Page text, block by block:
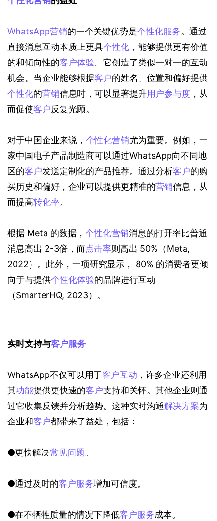
WhatsApp营销的一个关键优势是个性化服务。通过
直接消息互动本质上更具个性化 ，能够提供更有价值
的和倾向性的客户体验。它创造了类似一对一的互动
机会。当企业能够根据客户的姓名、位置和偏好提供
个性化的营销信息时，可以显著提升用户参与度 ，从
而促使客户反复光顾。
对于中国企业来说， 个性化营销尤为重要。例如，一
家中国电子产品制造商可以通过WhatsApp向不同地
区的客户发送定制化的产品推荐。通过分析客户的购
买历史和偏好，企业可以提供更精准的营销信息，从
而提高转化率。
根据 Meta 的数据， 个性化营销消息的打开率比普通
消息高出 2-3倍，而点击率则高出 50%（Meta,
2022）。此外，一项研究显示， 80% 的消费者更倾
向于与提供个性化体验的品牌进行互动
（SmarterHQ, 2023）。
实时支持与客户服务
WhatsApp不仅可以用于客户互动 ，许多企业还利用
其功能提供更快速的客户支持和关怀。其他企业则通
过它收集反馈并分析趋势。这种实时沟通解决方案为
企业和客户都带来了益处，包括：
●更快解决常见问题。
●通过及时的客户服务增加可信度。
●在不牺牲质量的情况下降低客户服务成本。